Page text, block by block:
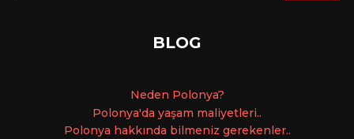
BLOG
Neden Polonya?
Polonya'da yaşam maliyetleri..
Polonya hakkında bilmeniz gerekenler..